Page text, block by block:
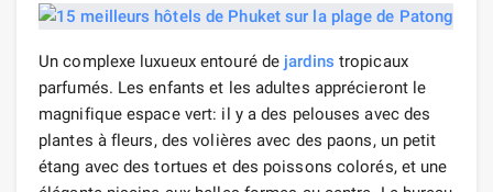
Un complexe luxueux entouré de jardins tropicaux
parfumés. Les enfants et les adultes apprécieront le
magnifique espace vert: il y a des pelouses avec des
plantes à fleurs, des volières avec des paons, un petit
étang avec des tortues et des poissons colorés, et une